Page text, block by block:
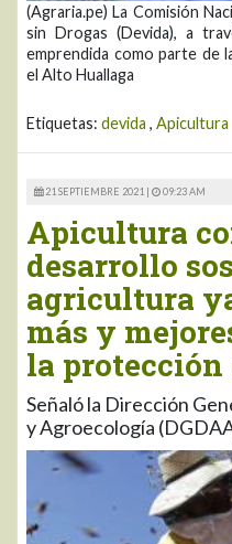
(Agraria.pe) La Comisión
sin Drogas (Devida), a
emprendida como parte de
el Alto Huallaga
Etiquetas: devida , Apicultura
21 SEPTIEMBRE 2021 | 09:23 AM
Apicultura
desarrollo
agricultura
más y
la
Señaló la Dirección
y Agroecología